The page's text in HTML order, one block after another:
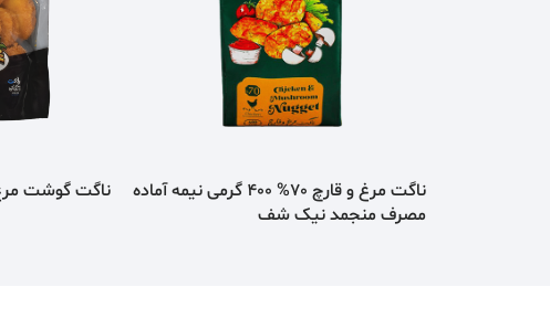
ناگت مرغ و قارچ 70% 400 گرمی نیمه آماده
مصرف منجمد نیک شف
ناگت گوشت مرغ 70% 500 گرم